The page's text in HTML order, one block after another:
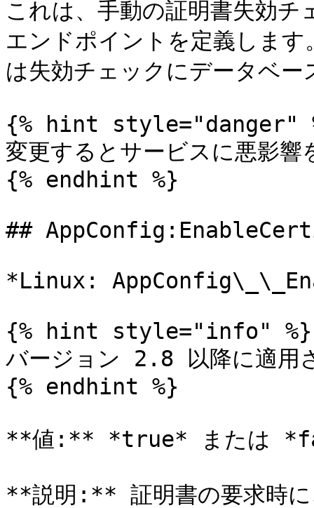
これは、手動の証明書失効
エンドポイントを定義します
は失効チェックにデータベー
{% hint style="danger"
変更するとサービスに悪影
{% endhint %}
##
*Linux:
{% hint style="info" %}
バージョン 2.8 以降に適用
{% endhint %}
**値:** *true* または
**説明:** 証明書の要求時